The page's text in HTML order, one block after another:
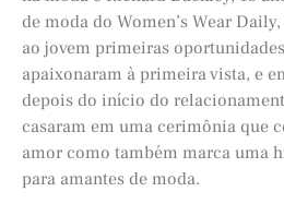
de moda do Women’s Wear
ao jovem primeiras
apaixonaram à primeira vista, e
depois do início do
casaram em uma cerimônia que
amor como também marca uma
para amantes de moda.